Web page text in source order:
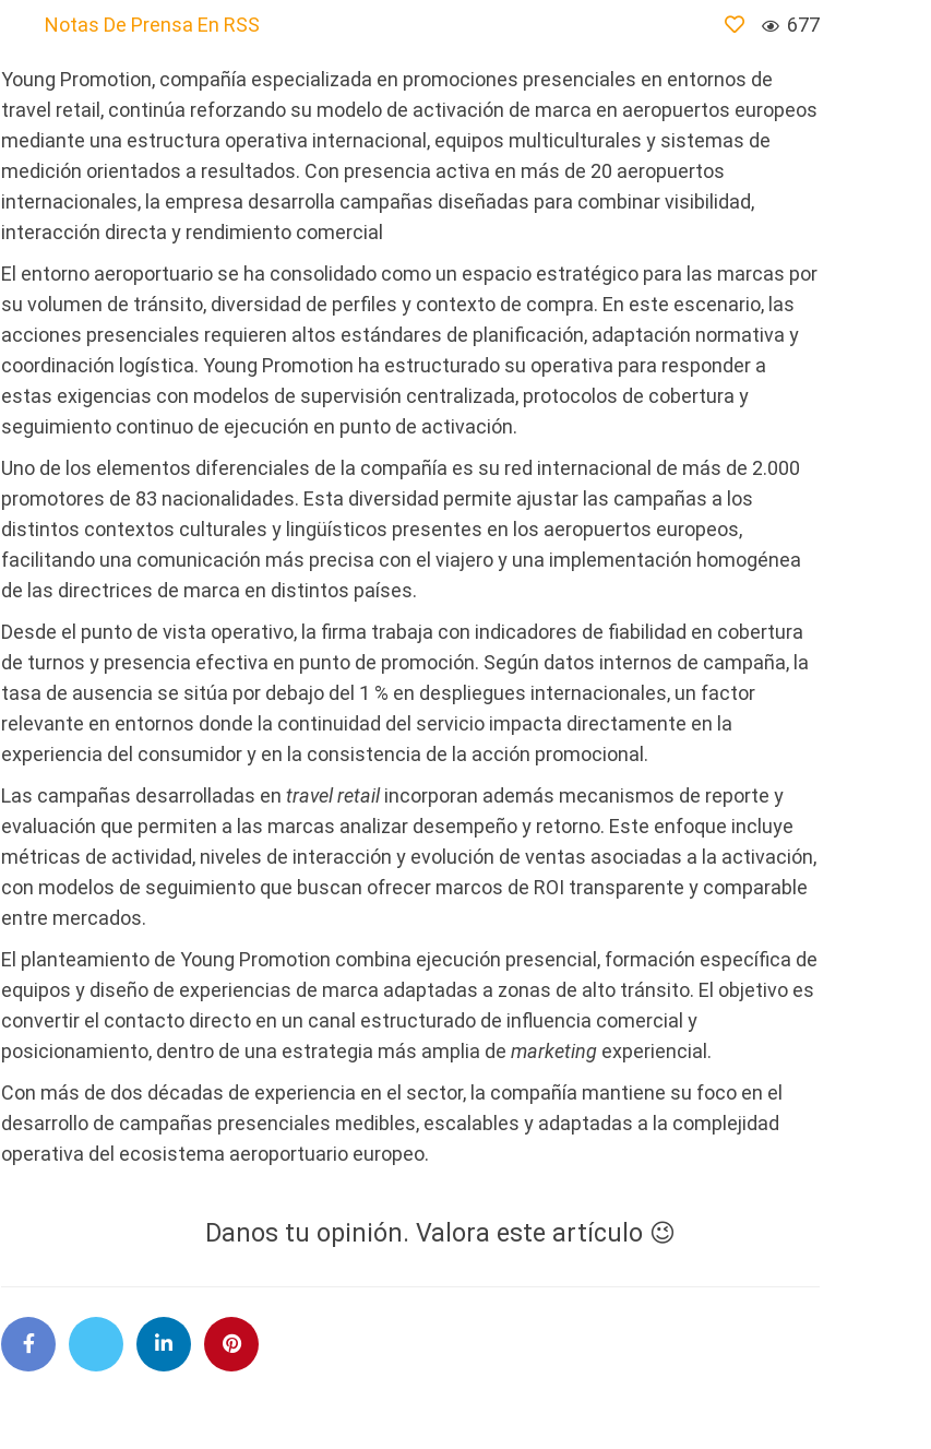
Notas De Prensa En RSS 677
Young Promotion, compañía especializada en promociones presenciales en entornos de
travel retail, continúa reforzando su modelo de activación de marca en aeropuertos europeos
mediante una estructura operativa internacional, equipos multiculturales y sistemas de
medición orientados a resultados. Con presencia activa en más de 20 aeropuertos
internacionales, la empresa desarrolla campañas diseñadas para combinar visibilidad,
interacción directa y rendimiento comercial
El entorno aeroportuario se ha consolidado como un espacio estratégico para las marcas por
su volumen de tránsito, diversidad de perfiles y contexto de compra. En este escenario, las
acciones presenciales requieren altos estándares de planificación, adaptación normativa y
coordinación logística. Young Promotion ha estructurado su operativa para responder a
estas exigencias con modelos de supervisión centralizada, protocolos de cobertura y
seguimiento continuo de ejecución en punto de activación.
Uno de los elementos diferenciales de la compañía es su red internacional de más de 2.000
promotores de 83 nacionalidades. Esta diversidad permite ajustar las campañas a los
distintos contextos culturales y lingüísticos presentes en los aeropuertos europeos,
facilitando una comunicación más precisa con el viajero y una implementación homogénea
de las directrices de marca en distintos países.
Desde el punto de vista operativo, la firma trabaja con indicadores de fiabilidad en cobertura
de turnos y presencia efectiva en punto de promoción. Según datos internos de campaña, la
tasa de ausencia se sitúa por debajo del 1 % en despliegues internacionales, un factor
relevante en entornos donde la continuidad del servicio impacta directamente en la
experiencia del consumidor y en la consistencia de la acción promocional.
Las campañas desarrolladas en travel retailincorporan además mecanismos de reporte y
evaluación que permiten a las marcas analizar desempeño y retorno. Este enfoque incluye
métricas de actividad, niveles de interacción y evolución de ventas asociadas a la activación,
con modelos de seguimiento que buscan ofrecer marcos de ROI transparente y comparable
entre mercados.
El planteamiento de Young Promotion combina ejecución presencial, formación específica de
equipos y diseño de experiencias de marca adaptadas a zonas de alto tránsito. El objetivo es
convertir el contacto directo en un canal estructurado de influencia comercial y
posicionamiento, dentro de una estrategia más amplia de marketing experiencial.
Con más de dos décadas de experiencia en el sector, la compañía mantiene su foco en el
desarrollo de campañas presenciales medibles, escalables y adaptadas a la complejidad
operativa del ecosistema aeroportuario europeo.
Danos tu opinión. Valora este artículo 😉